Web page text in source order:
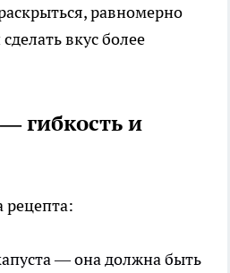
равномерно
вкус более
гибкость и
рецепта:
— она должна быть